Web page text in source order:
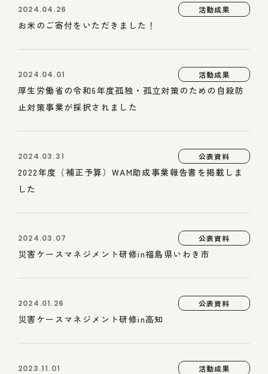
2024.04.26 活動成果
お米のご寄付をいただきました！
2024.04.01 活動成果
厚生労働省の令和6年度孤独・孤立対策のための自殺防
止対策事業が採択されました
2024.03.31 公表資料
2022年度（補正予算）WAM助成事業報告書を掲載しま
した
2024.03.07 公表資料
災害ケースマネジメント研修in福島県いわき市
2024.01.26 公表資料
災害ケースマネジメント研修in高知
2023.11.01 活動成果